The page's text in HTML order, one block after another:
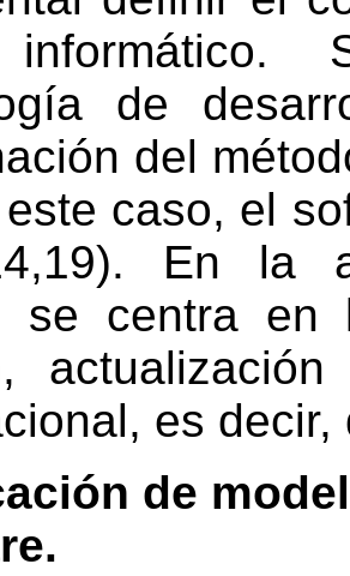
informático.
de
del
caso, el
. En la
se centra en
es decir,
de